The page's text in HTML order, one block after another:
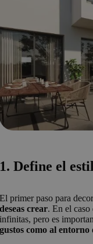
1. Define el
El primer paso para
deseas crear. En el caso
infinitas, pero es
gustos como al